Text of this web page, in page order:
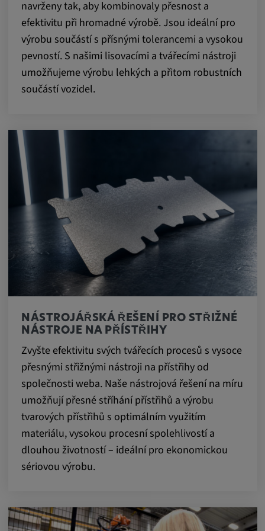
navrženy tak, aby kombinovaly přesnost a
efektivitu při hromadné výrobě. Jsou ideální pro
výrobu součástí s přísnými tolerancemi a vysokou
pevností. S našimi lisovacími a tvářecími nástroji
umožňujeme výrobu lehkých a přitom robustních
součástí vozidel.
NÁSTROJÁŘSKÁ ŘEŠENÍ PRO STŘIŽNÉ
NÁSTROJE NA PŘÍSTŘIHY
Zvyšte efektivitu svých tvářecích procesů s vysoce
přesnými střižnými nástroji na přístřihy od
společnosti weba. Naše nástrojová řešení na míru
umožňují přesné stříhání přístřihů a výrobu
tvarových přístřihů s optimálním využitím
materiálu, vysokou procesní spolehlivostí a
dlouhou životností – ideální pro ekonomickou
sériovou výrobu.
readable,
ytidb::LAST_RESULT_ENTRY_KEY, yt-
player-lv, yt-player-bandaid-host, yt-player-
bandwidth
Poskytovatel:
youtube.com, google.com, doubleclick.net
a řešení problémů se službou. YSC používá
služba YouTube k ukládání uživatelských
vstupů a jejich přiřazování k akcím uživatele.
Trvání cookies:
1 rok
Vimeo
Statistiky
Statistiky Soubory cookie shromažďují
anonymní informace o chování uživatelů.
Tyto informace nám pomáhají lépe
porozumět chování uživatelů na našich
webových stránkách.
_pk_id.*, _pk_ses.*
Název:
_pk_id.*, _pk_ses.*
Účel: